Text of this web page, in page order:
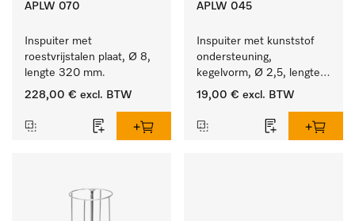
APLW 070
Inspuiter met
roestvrijstalen plaat, Ø 8,
lengte 320 mm.
228,00 € excl. BTW
APLW 045
Inspuiter met kunststof
ondersteuning,
kegelvorm, Ø 2,5, lengte
80 mm.
19,00 € excl. BTW